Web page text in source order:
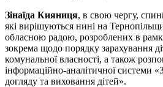
Зінаїда Кияниця, в свою чергу,
які вирішуються нині на
обласною радою, розроблених в
зокрема щодо порядку зарахування
комунальної власності, а також
інформаційно-аналітичної системи
догляду та виховання дітей».